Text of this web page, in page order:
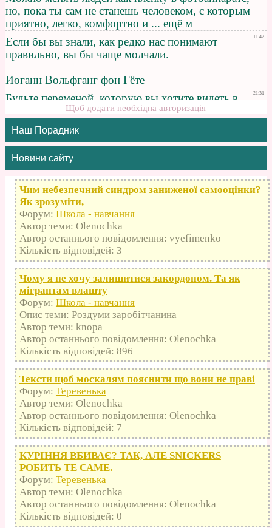
Щоб додати необхідна авторизація
Наш Порадник
Новини сайту
Чим небезпечний синдром заниженої самооцінки?
Як зрозуміти,
Форум: Школа - навчання
Автор теми: Olenochka
Автор останнього повідомлення: vyefimenko
Кількість відповідей: 3
Чому я не хочу залишитися закордоном. Та як
мігрантам влашту
Форум: Школа - навчання
Опис теми: Роздуми заробітчанина
Автор теми: knopa
Автор останнього повідомлення: Olenochka
Кількість відповідей: 896
Тексти щоб москалям пояснити що вони не праві
Форум: Теревенька
Автор теми: Olenochka
Автор останнього повідомлення: Olenochka
Кількість відповідей: 7
КУРІННЯ ВБИВАЄ? ТАК, АЛЕ SNICKERS
РОБИТЬ ТЕ САМЕ.
Форум: Теревенька
Автор теми: Olenochka
Автор останнього повідомлення: Olenochka
Кількість відповідей: 0